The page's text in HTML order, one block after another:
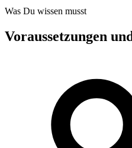
Was Du wissen musst
Voraussetzungen